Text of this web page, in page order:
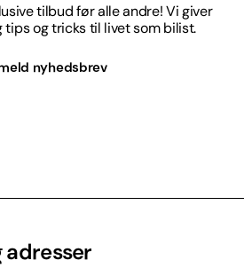
tilbud før alle andre! Vi giver
tips og tricks til livet som bilist.
nyhedsbrev